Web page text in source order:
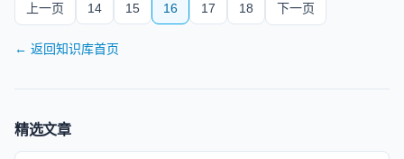
上一页
14 15 16 17 18 下一页
← 返回知识库首页
精选文章